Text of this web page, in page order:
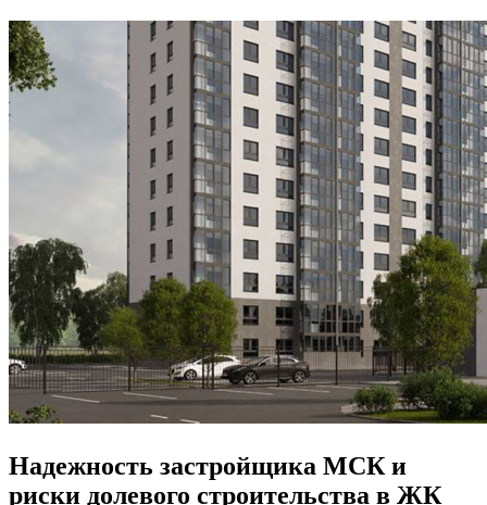
Надежность застройщика МСК и
риски долевого строительства в ЖК